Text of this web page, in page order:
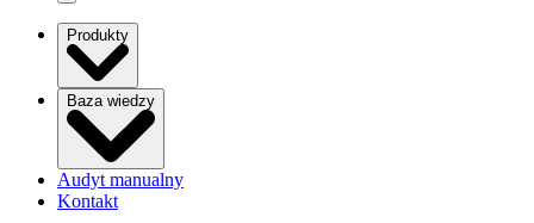
Produkty
Baza wiedzy
Audyt manualny
Kontakt